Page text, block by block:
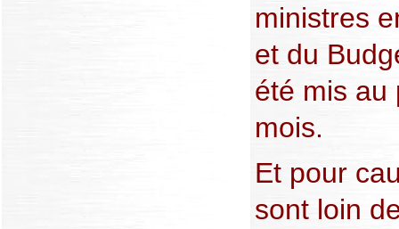
ministres
et du
été mis au
mois.
Et pour
sont loin